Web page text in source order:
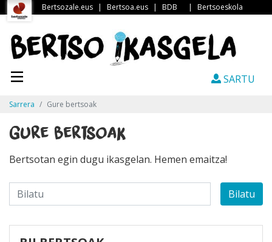
Bertsozale.eus | Bertsoa.eus | BDB | Bertsoeskola
SARTU
Sarrera Gure bertsoak
Gure bertsoak
Bertsotan egin dugu ikasgelan. Hemen emaitza!
Bilatu